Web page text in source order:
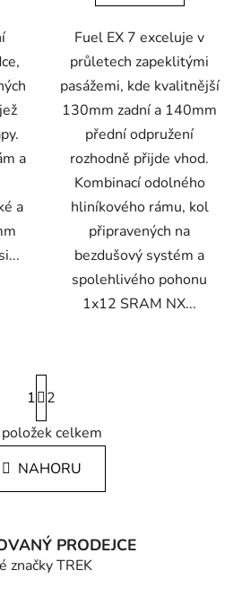
a
a
Fuel EX 7 exceluje v
průletech zapeklitými
pasážemi, kde kvalitnější
130mm zadní a 140mm
přední odpružení
rozhodně přijde vhod.
Kombinací odolného
hliníkového rámu, kol
připravených na
bezdušový systém a
spolehlivého pohonu
1x12 SRAM NX...
O
v
l
a
c
S
t
r
á
n
k
n
í
1
2
položek celkem
NAHORU
PRODEJCE
značky TREK